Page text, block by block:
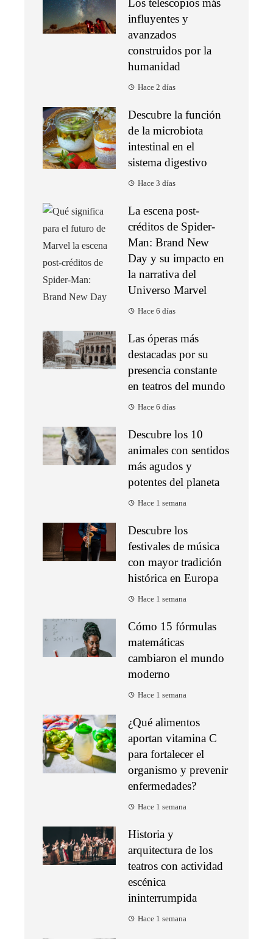
Los telescopios más
influyentes y
avanzados
construidos por la
humanidad
Hace 2 días
Descubre la función
de la microbiota
intestinal en el
sistema digestivo
Hace 3 días
La escena post-
créditos de Spider-
Man: Brand New
Day y su impacto en
la narrativa del
Universo Marvel
Hace 6 días
Las óperas más
destacadas por su
presencia constante
en teatros del mundo
Hace 6 días
Descubre los 10
animales con sentidos
más agudos y
potentes del planeta
Hace 1 semana
Descubre los
festivales de música
con mayor tradición
histórica en Europa
Hace 1 semana
Cómo 15 fórmulas
matemáticas
cambiaron el mundo
moderno
Hace 1 semana
¿Qué alimentos
aportan vitamina C
para fortalecer el
organismo y prevenir
enfermedades?
Hace 1 semana
Historia y
arquitectura de los
teatros con actividad
escénica
ininterrumpida
Hace 1 semana